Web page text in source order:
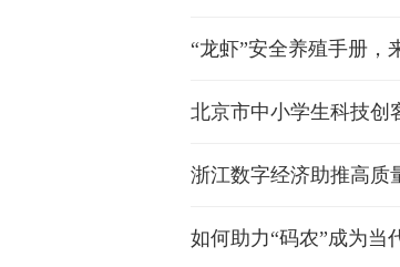
“龙虾”安全养殖手册，
北京市中小学生科技创
浙江数字经济助推高质
如何助力“码农”成为当